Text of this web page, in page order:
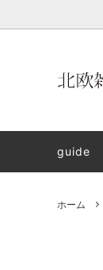
北欧雑貨と暮らし
アク
guide
ホーム